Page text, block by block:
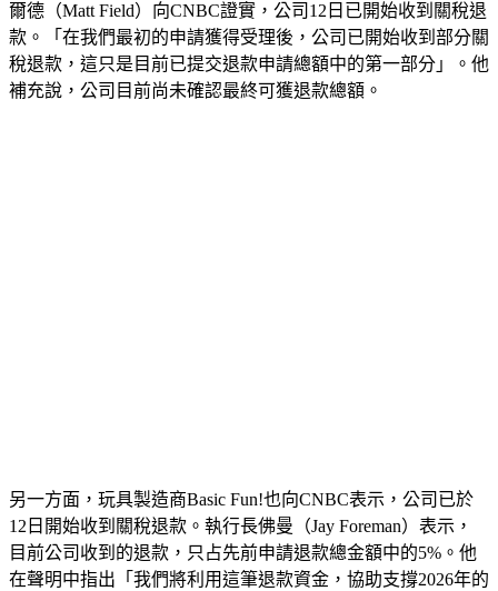
爾德（Matt Field）向CNBC證實，公司12日已開始收到關稅退
款。「在我們最初的申請獲得受理後，公司已開始收到部分關
稅退款，這只是目前已提交退款申請總額中的第一部分」。他
補充說，公司目前尚未確認最終可獲退款總額。
另一方面，玩具製造商Basic Fun!也向CNBC表示，公司已於
12日開始收到關稅退款。執行長佛曼（Jay Foreman）表示，
目前公司收到的退款，只占先前申請退款總金額中的5%。他
在聲明中指出「我們將利用這筆退款資金，協助支撐2026年的